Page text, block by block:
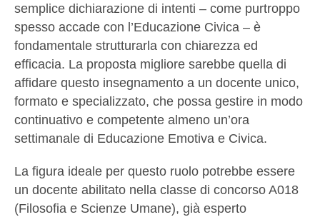
semplice dichiarazione di intenti – come purtroppo
spesso accade con l’Educazione Civica – è
fondamentale strutturarla con chiarezza ed
efficacia. La proposta migliore sarebbe quella di
affidare questo insegnamento a un docente unico,
formato e specializzato, che possa gestire in modo
continuativo e competente almeno un’ora
settimanale di Educazione Emotiva e Civica.
La figura ideale per questo ruolo potrebbe essere
un docente abilitato nella classe di concorso A018
(Filosofia e Scienze Umane), già esperto